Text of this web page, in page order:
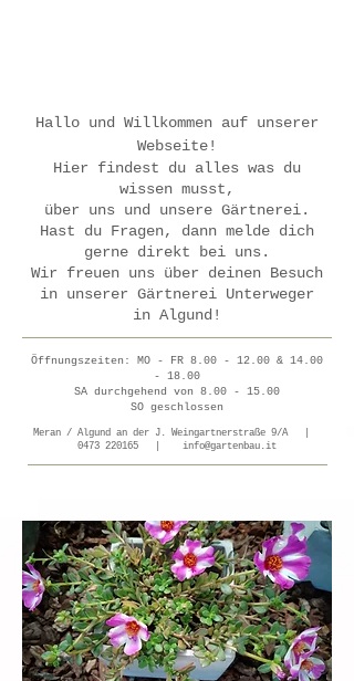
Hallo und Willkommen auf unserer
Webseite!
Hier findest du alles was du
wissen musst,
über uns und unsere Gärtnerei.
Hast du Fragen, dann melde dich
gerne direkt bei uns.
Wir freuen uns über deinen Besuch
in unserer Gärtnerei Unterweger
in Algund!
Öffnungszeiten: MO - FR 8.00 - 12.00 & 14.00
- 18.00
SA durchgehend von 8.00 - 15.00
SO geschlossen
Meran / Algund an der J. Weingartnerstraße 9/A |
0473 220165
info@gartenbau.it